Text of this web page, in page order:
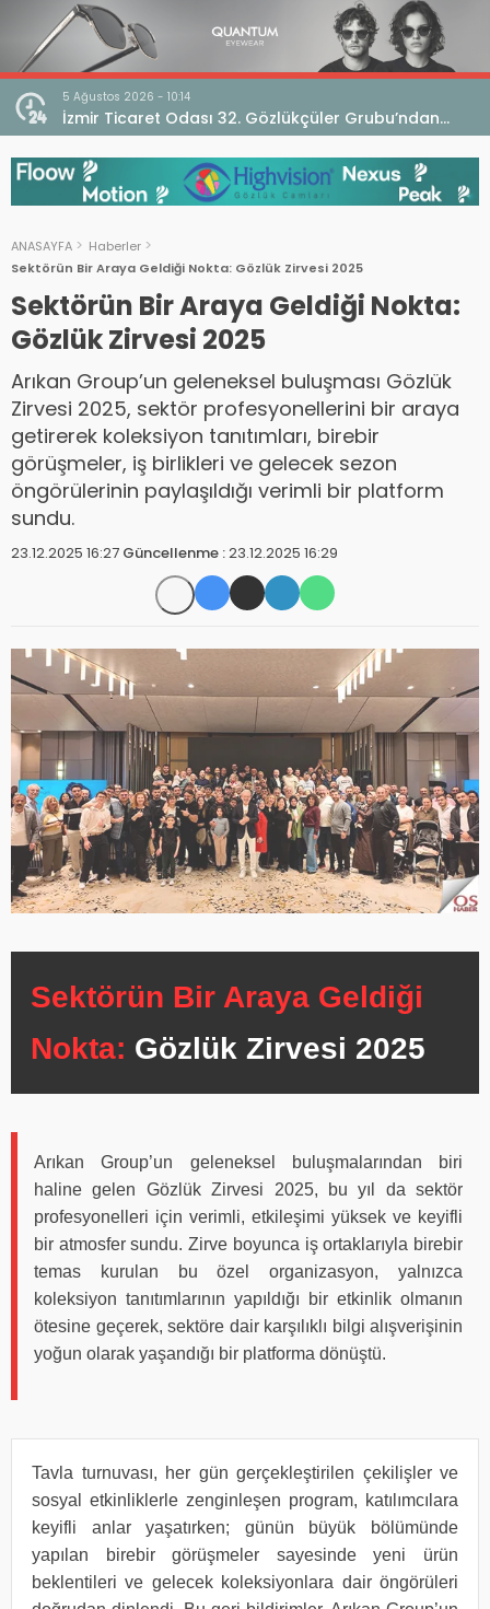
açıklaması
4 Ağustos 2026 - 18:17
Bursa İdare Mahkemesi’nden V. Bölge Bursa
Genel Kurulu Hakkında İptal Kararı
ANASAYFA
Haberler
Sektörün Bir Araya Geldiği Nokta: Gözlük Zirvesi 2025
Sektörün Bir Araya Geldiği Nokta:
Gözlük Zirvesi 2025
Arıkan Group’un geleneksel buluşması Gözlük
Zirvesi 2025, sektör profesyonellerini bir araya
getirerek koleksiyon tanıtımları, birebir
görüşmeler, iş birlikleri ve gelecek sezon
öngörülerinin paylaşıldığı verimli bir platform
sundu.
23.12.2025 16:27 Güncellenme :23.12.2025 16:29
Sektörün Bir Araya Geldiği
Nokta: Gözlük Zirvesi 2025
Arıkan Group’un geleneksel buluşmalarından biri
haline gelen Gözlük Zirvesi 2025, bu yıl da sektör
profesyonelleri için verimli, etkileşimi yüksek ve keyifli
bir atmosfer sundu. Zirve boyunca iş ortaklarıyla birebir
temas kurulan bu özel organizasyon, yalnızca
koleksiyon tanıtımlarının yapıldığı bir etkinlik olmanın
ötesine geçerek, sektöre dair karşılıklı bilgi alışverişinin
yoğun olarak yaşandığı bir platforma dönüştü.
Tavla turnuvası, her gün gerçekleştirilen çekilişler ve
sosyal etkinliklerle zenginleşen program, katılımcılara
keyifli anlar yaşatırken; günün büyük bölümünde
yapılan birebir görüşmeler sayesinde yeni ürün
beklentileri ve gelecek koleksiyonlara dair öngörüleri